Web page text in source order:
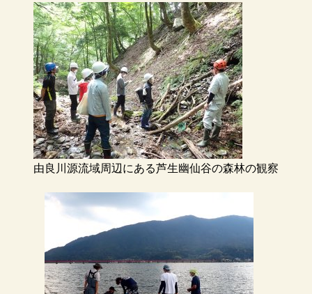
由良川源流域周辺にある芦生幽仙谷の森林の観察